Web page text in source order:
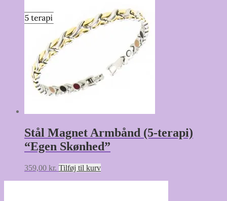
Stål Magnet Armbånd (5-terapi)
“Egen Skønhed”
359,00 kr. Tilføj til kurv